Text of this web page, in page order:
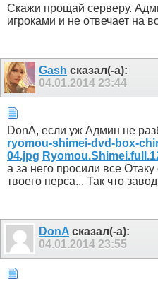
Скажи прощай серверу.
игроками и не отвечает на
Gash сказал(-а):
04.01.2014 23:44
DonA, если уж Админ не
ryomou-shimei-dvd-box-
04.jpg
а за него просили все
твоего перса... Так что
DonA сказал(-а):
04.01.2014 23:55